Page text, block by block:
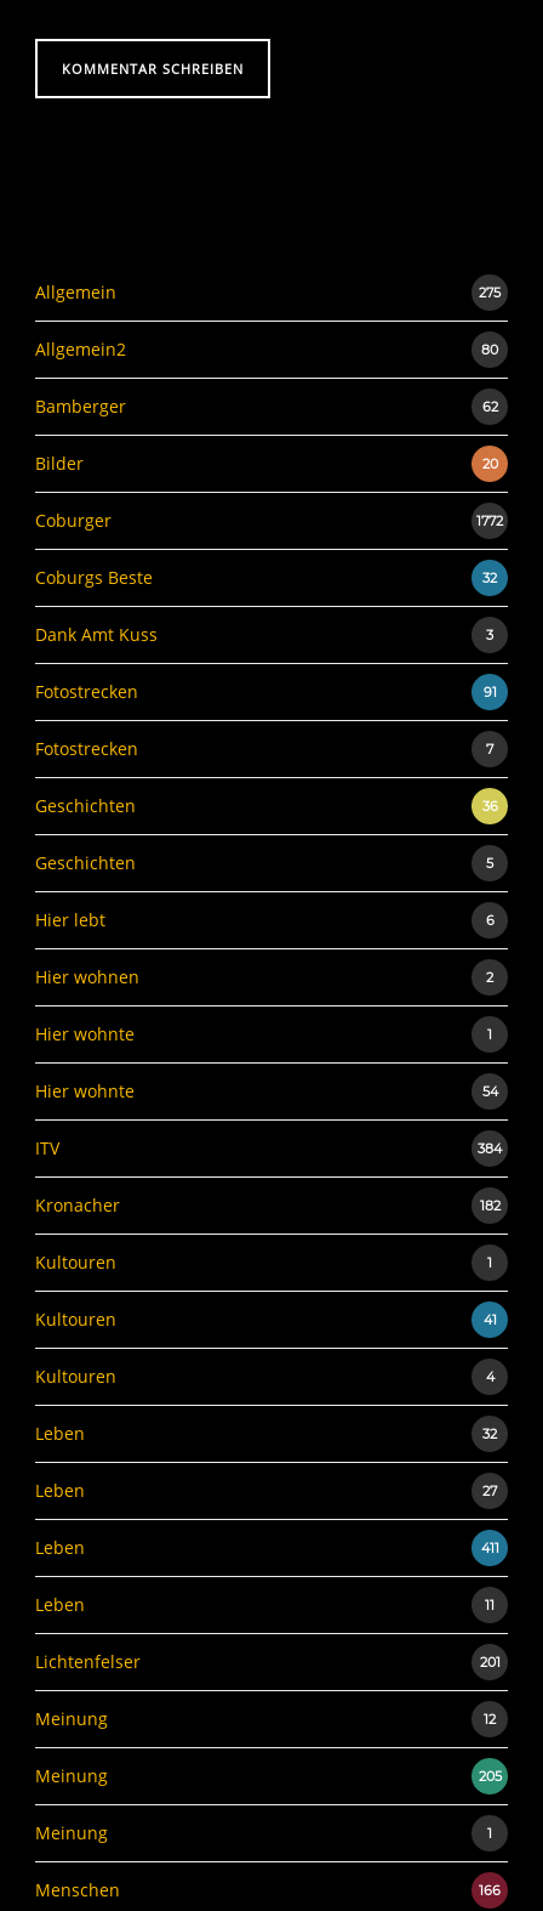
Allgemein 275
Allgemein2 80
Bamberger 62
Bilder 20
Coburger 1772
Coburgs Beste 32
Dank Amt Kuss 3
Fotostrecken 91
Fotostrecken 7
Geschichten 36
Geschichten 5
Hier lebt 6
Hier wohnen 2
Hier wohnte 1
Hier wohnte 54
ITV 384
Kronacher 182
Kultouren 1
Kultouren 41
Kultouren 4
Leben 32
Leben 27
Leben 411
Leben 11
Lichtenfelser 201
Meinung 12
Meinung 205
Meinung 1
Menschen 166